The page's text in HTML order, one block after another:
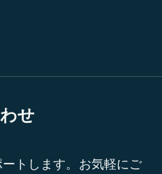
せ
トします。お気軽にご